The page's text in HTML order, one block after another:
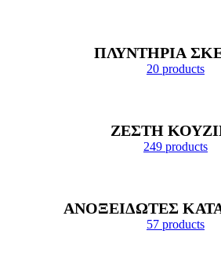
ΠΛΥΝΤΗΡΙΑ
20 products
ΖΕΣΤΗ
249 products
ΑΝΟΞΕΙΔΩΤΕΣ
57 products